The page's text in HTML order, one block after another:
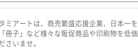
ミアートは、商売繁盛応援企業、日本一を
冊子」など様々な販促商品や印刷物を低価
いませ。